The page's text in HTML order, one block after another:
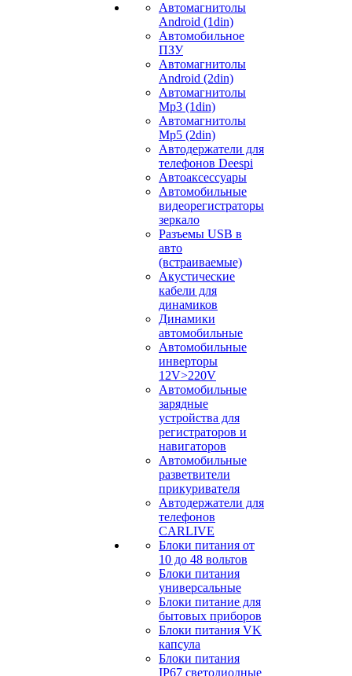
Автомагнитолы
Android (1din)
Автомобильное
ПЗУ
Автомагнитолы
Android (2din)
Автомагнитолы
Mp3 (1din)
Автомагнитолы
Mp5 (2din)
Автодержатели для
телефонов Deespi
Автоаксессуары
Автомобильные
видеорегистраторы
зеркало
Разъемы USB в
авто
(встраиваемые)
Акустические
кабели для
динамиков
Динамики
автомобильные
Автомобильные
инверторы
12V>220V
Автомобильные
зарядные
устройства для
регистраторов и
навигаторов
Автомобильные
разветвители
прикуривателя
Автодержатели для
телефонов
CARLIVE
Блоки питания от
10 до 48 вольтов
Блоки питания
универсальные
Блоки питание для
бытовых приборов
Блоки питания VK
капсула
Блоки питания
IP67 светодиодные